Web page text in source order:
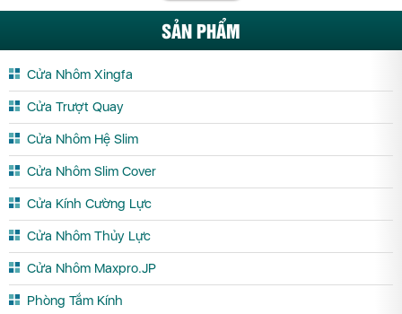
SẢN PHẨM
Cửa Nhôm Xingfa
Cửa Trượt Quay
Cửa Nhôm Hệ Slim
Cửa Nhôm Slim Cover
Cửa Kính Cường Lực
Cửa Nhôm Thủy Lực
Cửa Nhôm Maxpro.JP
Phòng Tắm Kính